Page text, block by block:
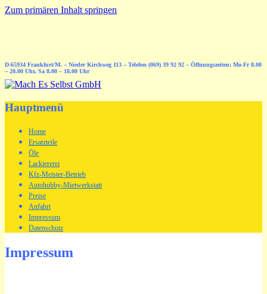
Zum primären Inhalt springen
D-65934 Frankfurt/M. – Nieder Kirchweg 113 – Telefon (069) 39 92 92 – Öffnungszeiten: Mo-Fr 8.00
– 20.00 Uhr, Sa 8.00 – 18.00 Uhr
Hauptmenü
Home
Ersatzteile
Öle
Lackiererei
Kfz-Meister-Betrieb
Autohobby-Mietwerkstatt
Preise
Anfahrt
Impressum
Datenschutz
Impressum